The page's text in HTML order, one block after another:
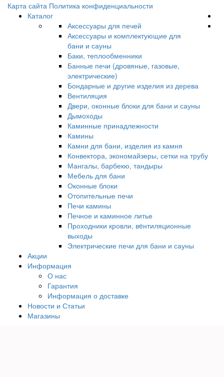
Карта сайта Политика конфиденциальности
Каталог
Аксессуары для печей
Аксессуары и комплектующие для
бани и сауны
Баки, теплообменники
Банные печи (дровяные, газовые,
электрические)
Бондарные и другие изделия из дерева
Вентиляция
Двери, оконные блоки для бани и сауны
Дымоходы
Каминные принадлежности
Камины
Камни для бани, изделия из камня
Конвектора, экономайзеры, сетки на трубу
Мангалы, барбекю, тандыры
Мебель для бани
Оконные блоки
Отопительные печи
Печи камины
Печное и каминное литье
Проходники кровли, вeнтиляционные
выходы
Электрические печи для бани и сауны
Акции
Информация
О нас
Гарантия
Информация о доставке
Новости и Статьи
Магазины